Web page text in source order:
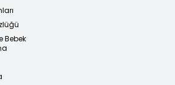
Bebek